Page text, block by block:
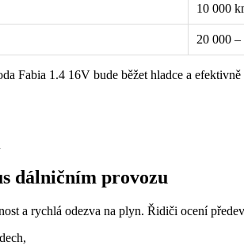
10 000
20 000
Fabia 1.4 16V bude běžet hladce a
dálničním provozu
a rychlá odezva na plyn. Řidiči ocení